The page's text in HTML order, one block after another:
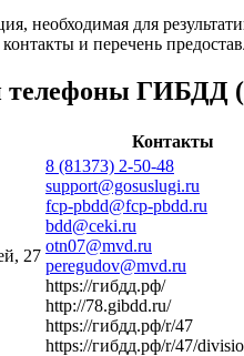
необходимая для
и перечень
телефоны ГИБДД
Контакты
27
8 (81373) 2-50-48
support@gosuslugi.ru
fcp-pbdd@fcp-pbdd.ru
bdd@ceki.ru
otn07@mvd.ru
peregudov@mvd.ru
https://гибдд.рф/
http://78.gibdd.ru/
https://гибдд.рф/r/47
https://гибдд.рф/r/47/